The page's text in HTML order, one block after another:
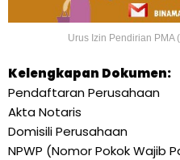
Urus Izin Pendirian PMA
Kelengkapan Dokumen:
Pendaftaran Perusahaan
Akta Notaris
Domisili Perusahaan
NPWP (Nomor Pokok Wajib